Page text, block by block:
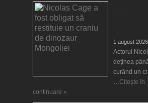
1 august 2026
Actorul
deţinea
curând un
…Citește în
continuare »